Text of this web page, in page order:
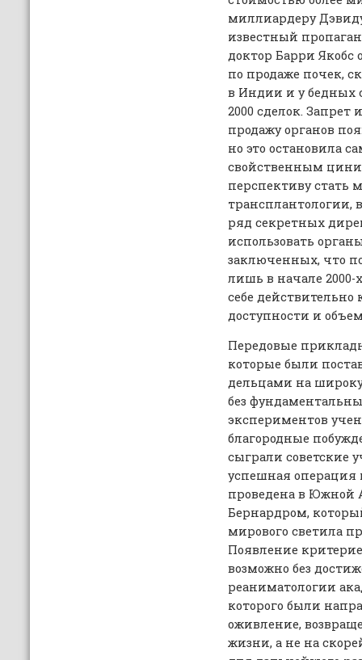
миллиардеру
известный
доктор Барри
по продаже почек,
в Индии и у бедных
2000 сделок. Запрет
продажу органов
но это остановила
свойственным
перспективу стать
трансплантологии,
ряд секретных
использовать
заключенных, что
лишь в начале 2000-
себе
доступности и
Передовые
которые были
дельцами на
без
экспериментов
благородные
сыграли советские
успешная операция
проведена в Южной
Бернардром,
мирового светила
Появление
возможно без
реаниматологии
которого были
оживление,
жизни, а не на